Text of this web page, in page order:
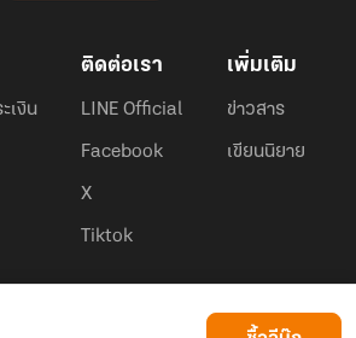
เงิน
ติดต่อเรา
LINE Official
Facebook
X
Tiktok
เพิ่มเติม
ข่าวสาร
เขียนนิยาย
ระสบการณ์ของ ผู้ใช้ให้ดียิ่งขึ้น